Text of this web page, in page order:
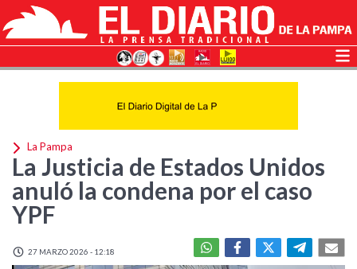
La Pampa
La Justicia de Estados Unidos
anuló la condena por el caso
YPF
27 MARZO 2026 - 12:18